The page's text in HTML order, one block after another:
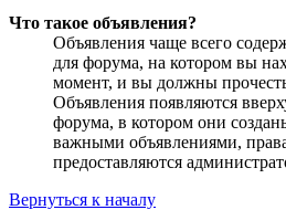
Что такое объявления?
Объявления чаще всего
для форума, на котором вы
момент, и вы должны
Объявления появляются
форума, в котором они
важными объявлениями,
предоставляются
Вернуться к началу